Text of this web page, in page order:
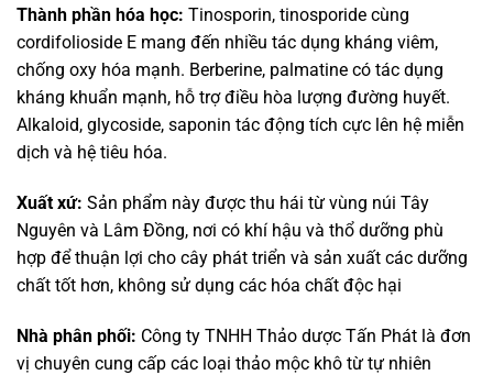
Thành phần hóa học: Tinosporin, tinosporide cùng
cordifolioside E mang đến nhiều tác dụng kháng viêm,
chống oxy hóa mạnh. Berberine, palmatine có tác dụng
kháng khuẩn mạnh, hỗ trợ điều hòa lượng đường huyết.
Alkaloid, glycoside, saponin tác động tích cực lên hệ miễn
dịch và hệ tiêu hóa.
Xuất xứ: Sản phẩm này được thu hái từ vùng núi Tây
Nguyên và Lâm Đồng, nơi có khí hậu và thổ dưỡng phù
hợp để thuận lợi cho cây phát triển và sản xuất các dưỡng
chất tốt hơn, không sử dụng các hóa chất độc hại
Nhà phân phối: Công ty TNHH Thảo dược Tấn Phát là đơn
vị chuyên cung cấp các loại thảo mộc khô từ tự nhiên